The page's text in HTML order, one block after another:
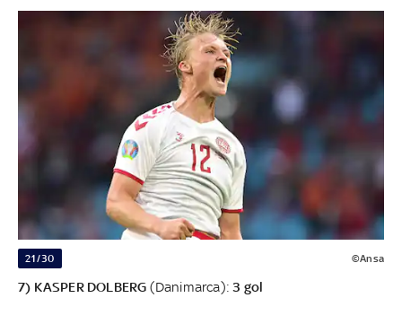
21/30 ©Ansa
7) KASPER DOLBERG (Danimarca): 3 gol